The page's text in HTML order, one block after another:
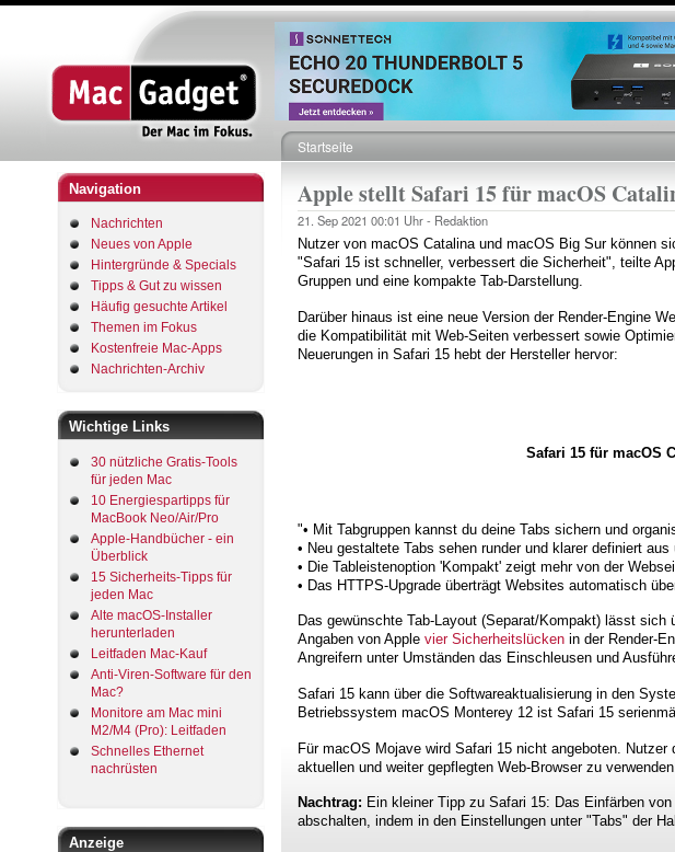
Navigation
Nachrichten
Neues von Apple
Hintergründe & Specials
Tipps & Gut zu wissen
Häufig gesuchte Artikel
Themen im Fokus
Kostenfreie Mac-Apps
Nachrichten-Archiv
Wichtige Links
30 nützliche Gratis-Tools
für jeden Mac
10 Energiespartipps für
MacBook Neo/Air/Pro
Apple-Handbücher - ein
Überblick
15 Sicherheits-Tipps für
jeden Mac
Alte macOS-Installer
herunterladen
Leitfaden Mac-Kauf
Anti-Viren-Software für den
Mac?
Monitore am Mac mini
M2/M4 (Pro): Leitfaden
Schnelles Ethernet
nachrüsten
Anzeige
Pfadnavigation
Startseite
Apple stellt Safari 15 für macOS
21. Sep 2021 00:01 Uhr - Redaktion
Nutzer von macOS Catalina und macOS Big Sur können
"Safari 15 ist schneller, verbessert die Sicherheit", teilte
Gruppen und eine kompakte Tab-Darstellung.
Darüber hinaus ist eine neue Version der Render-Engine
die Kompatibilität mit Web-Seiten verbessert sowie
Neuerungen in Safari 15 hebt der Hersteller hervor:
Safari 15 für macOS
"• Mit Tabgruppen kannst du deine Tabs sichern und
• Neu gestaltete Tabs sehen runder und klarer definiert
• Die Tableistenoption 'Kompakt' zeigt mehr von der
• Das HTTPS-Upgrade überträgt Websites automatisch
Das gewünschte Tab-Layout (Separat/Kompakt) lässt
Angaben von Apple vier Sicherheitslücken in der Render-
Angreifern unter Umständen das Einschleusen und
Safari 15 kann über die Softwareaktualisierung in den
Betriebssystem macOS Monterey 12 ist Safari 15
Für macOS Mojave wird Safari 15 nicht angeboten.
aktuellen und weiter gepflegten Web-Browser zu
Nachtrag: Ein kleiner Tipp zu Safari 15: Das Einfärben
abschalten, indem in den Einstellungen unter "Tabs" der